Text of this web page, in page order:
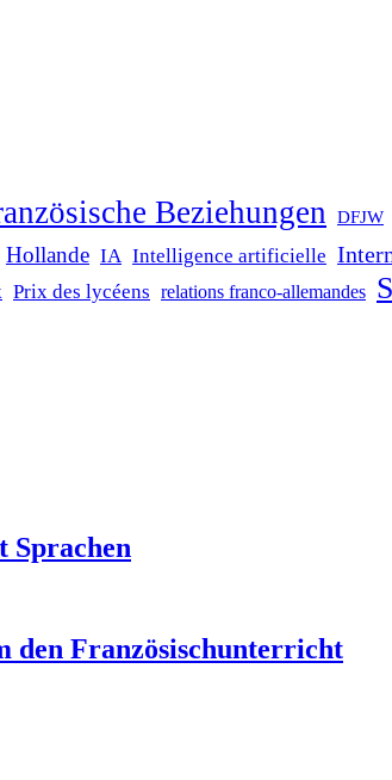
Beziehungen DFJW
Hollande IA Intelligence artificielle
Prix des lycéens relations franco-allemandes
Sprachen
den Französischunterricht